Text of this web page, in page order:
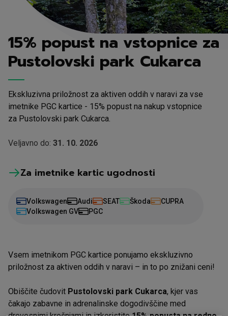
15% popust na vstopnice za
Pustolovski park Cukarca
Ekskluzivna priložnost za aktiven oddih v naravi za vse
imetnike PGC kartice - 15% popust na nakup vstopnice
za Pustolovski park Cukarca.
Veljavno do: 31. 10. 2026
Za imetnike kartic ugodnosti
Volkswagen Audi SEAT Škoda
CUPRA
Volkswagen GV
PGC
Vsem imetnikom PGC kartice ponujamo ekskluzivno
priložnost za aktiven oddih v naravi – in to po znižani ceni!
Obiščite čudovit Pustolovski park Cukarca, kjer vas
čakajo zabavne in adrenalinske dogodivščine med